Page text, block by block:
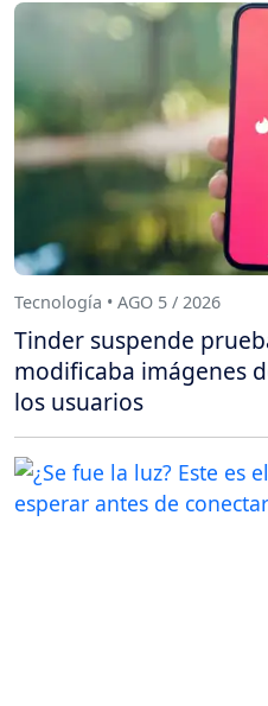
Tecnología • AGO 5 / 2026
Tinder suspende
modificaba imágenes
los usuarios